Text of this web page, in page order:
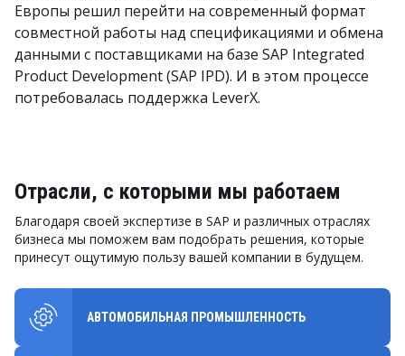
Европы решил перейти на современный формат
совместной работы над спецификациями и обмена
данными с поставщиками на базе SAP Integrated
Product Development (SAP IPD). И в этом процессе
потребовалась поддержка LeverX.
Отрасли, с которыми мы работаем
Благодаря своей экспертизе в SAP и различных отраслях
бизнеса мы поможем вам подобрать решения, которые
принесут ощутимую пользу вашей компании в будущем.
АВТОМОБИЛЬНАЯ ПРОМЫШЛЕННОСТЬ